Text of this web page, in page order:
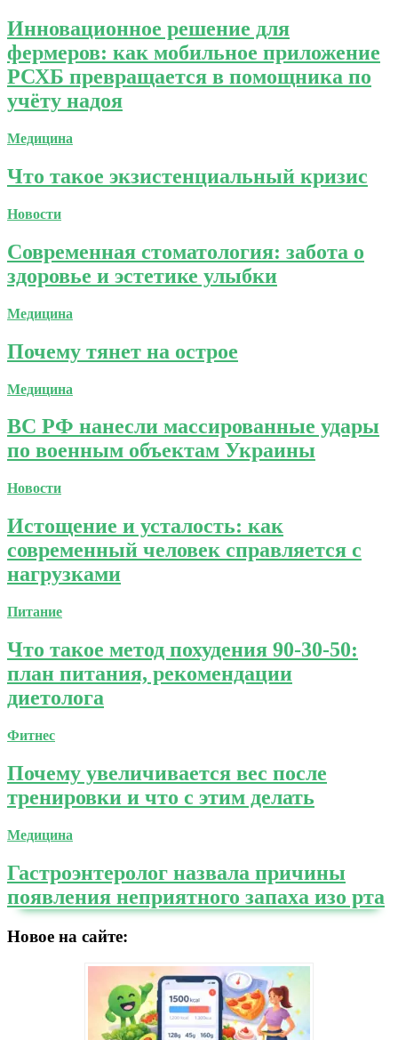
Инновационное решение для
фермеров: как мобильное приложение
РСХБ превращается в помощника по
учёту надоя
Медицина
Что такое экзистенциальный кризис
Новости
Современная стоматология: забота о
здоровье и эстетике улыбки
Медицина
Почему тянет на острое
Медицина
ВС РФ нанесли массированные удары
по военным объектам Украины
Новости
Истощение и усталость: как
современный человек справляется с
нагрузками
Питание
Что такое метод похудения 90-30-50:
план питания, рекомендации
диетолога
Фитнес
Почему увеличивается вес после
тренировки и что с этим делать
Медицина
Гастроэнтеролог назвала причины
появления неприятного запаха изо рта
Новое на сайте: